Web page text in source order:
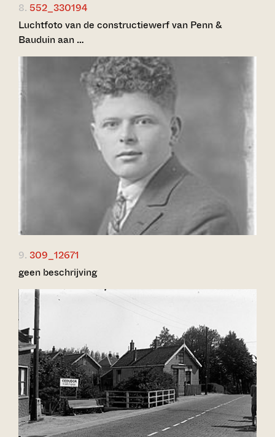
8. 552_330194
Luchtfoto van de constructiewerf van Penn &
Bauduin aan …
9. 309_12671
geen beschrijving